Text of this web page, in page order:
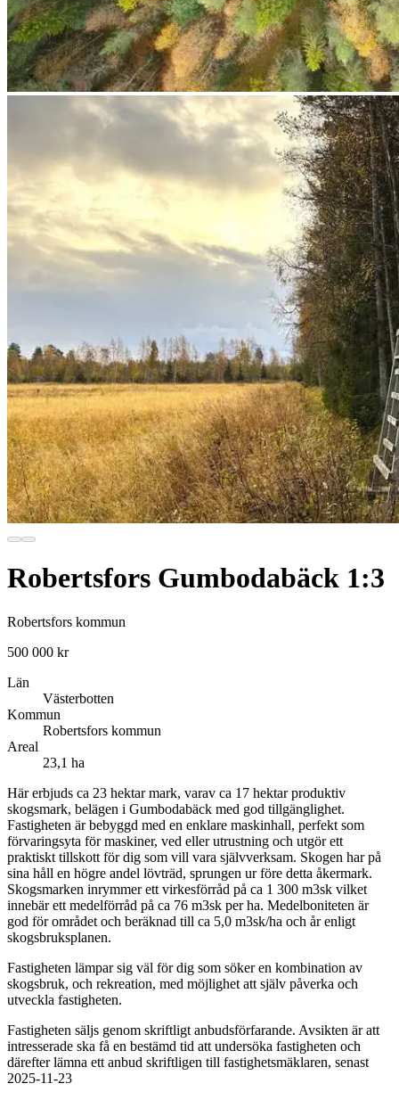
Robertsfors Gumbodabäck 1:3
Robertsfors kommun
500 000 kr
Län
Västerbotten
Kommun
Robertsfors kommun
Areal
23,1 ha
Här erbjuds ca 23 hektar mark, varav ca 17 hektar produktiv
skogsmark, belägen i Gumbodabäck med god tillgänglighet.
Fastigheten är bebyggd med en enklare maskinhall, perfekt som
förvaringsyta för maskiner, ved eller utrustning och utgör ett
praktiskt tillskott för dig som vill vara självverksam. Skogen har på
sina håll en högre andel lövträd, sprungen ur före detta åkermark.
Skogsmarken inrymmer ett virkesförråd på ca 1 300 m3sk vilket
innebär ett medelförråd på ca 76 m3sk per ha. Medelboniteten är
god för området och beräknad till ca 5,0 m3sk/ha och år enligt
skogsbruksplanen.
Fastigheten lämpar sig väl för dig som söker en kombination av
skogsbruk, och rekreation, med möjlighet att själv påverka och
utveckla fastigheten.
Fastigheten säljs genom skriftligt anbudsförfarande. Avsikten är att
intresserade ska få en bestämd tid att undersöka fastigheten och
därefter lämna ett anbud skriftligen till fastighetsmäklaren, senast
2025-11-23